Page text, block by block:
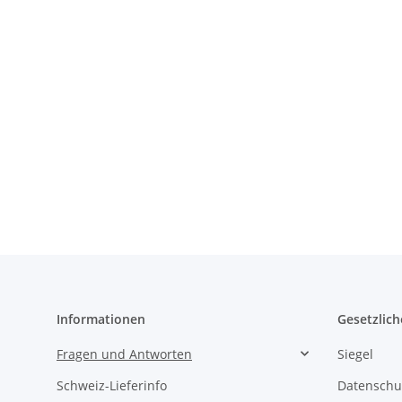
Informationen
Fragen und Antworten
Schweiz-Lieferinfo
Siegel